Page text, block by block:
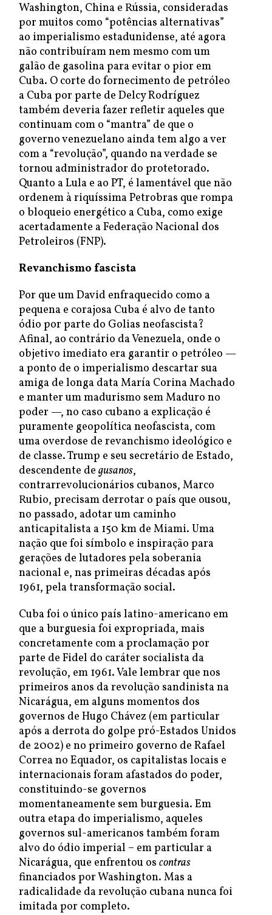
Washington, China e Rússia, consideradas
por muitos como “potências alternativas”
ao imperialismo estadunidense, até agora
não contribuíram nem mesmo com um
galão de gasolina para evitar o pior em
Cuba. O corte do fornecimento de petróleo
a Cuba por parte de Delcy Rodríguez
também deveria fazer refletir aqueles que
continuam com o “mantra” de que o
governo venezuelano ainda tem algo a ver
com a “revolução”, quando na verdade se
tornou administrador do protetorado.
Quanto a Lula e ao PT, é lamentável que não
ordenem à riquíssima Petrobras que rompa
o bloqueio energético a Cuba, como exige
acertadamente a Federação Nacional dos
Petroleiros (FNP).
Revanchismo fascista
Por que um David enfraquecido como a
pequena e corajosa Cuba é alvo de tanto
ódio por parte do Golias neofascista?
Afinal, ao contrário da Venezuela, onde o
objetivo imediato era garantir o petróleo —
a ponto de o imperialismo descartar sua
amiga de longa data María Corina Machado
e manter um madurismo sem Maduro no
poder —, no caso cubano a explicação é
puramente geopolítica neofascista, com
uma overdose de revanchismo ideológico e
de classe. Trump e seu secretário de Estado,
descendente de gusanos,
contrarrevolucionários cubanos, Marco
Rubio, precisam derrotar o país que ousou,
no passado, adotar um caminho
anticapitalista a 150 km de Miami. Uma
nação que foi símbolo e inspiração para
gerações de lutadores pela soberania
nacional e, nas primeiras décadas após
1961, pela transformação social.
Cuba foi o único país latino-americano em
que a burguesia foi expropriada, mais
concretamente com a proclamação por
parte de Fidel do caráter socialista da
revolução, em 1961. Vale lembrar que nos
primeiros anos da revolução sandinista na
Nicarágua, em alguns momentos dos
governos de Hugo Chávez (em particular
após a derrota do golpe pró-Estados Unidos
de 2002) e no primeiro governo de Rafael
Correa no Equador, os capitalistas locais e
internacionais foram afastados do poder,
constituindo-se governos
momentaneamente sem burguesia. Em
outra etapa do imperialismo, aqueles
governos sul-americanos também foram
alvo do ódio imperial – em particular a
Nicarágua, que enfrentou os contras
financiados por Washington. Mas a
radicalidade da revolução cubana nunca foi
imitada por completo.